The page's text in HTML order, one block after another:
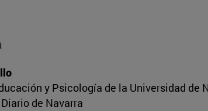
y Psicología de la Universidad de
Diario de Navarra